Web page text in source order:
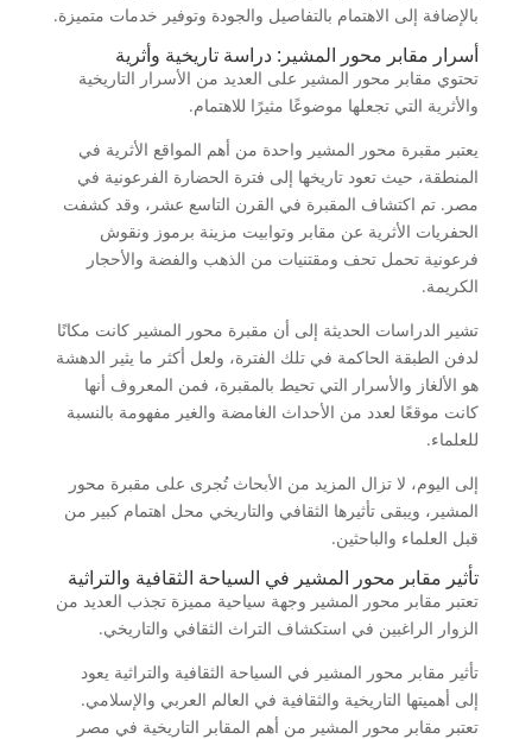
بالإضافة إلى الاهتمام بالتفاصيل والجودة وتوفير خدمات متميزة.
أسرار مقابر محور المشير: دراسة تاريخية وأثرية
تحتوي مقابر محور المشير على العديد من الأسرار التاريخية
والأثرية التي تجعلها موضوعًا مثيرًا للاهتمام.
يعتبر مقبرة محور المشير واحدة من أهم المواقع الأثرية في
المنطقة، حيث تعود تاريخها إلى فترة الحضارة الفرعونية في
مصر. تم اكتشاف المقبرة في القرن التاسع عشر، وقد كشفت
الحفريات الأثرية عن مقابر وتوابيت مزينة برموز ونقوش
فرعونية تحمل تحف ومقتنيات من الذهب والفضة والأحجار
الكريمة.
تشير الدراسات الحديثة إلى أن مقبرة محور المشير كانت مكانًا
لدفن الطبقة الحاكمة في تلك الفترة، ولعل أكثر ما يثير الدهشة
هو الألغاز والأسرار التي تحيط بالمقبرة، فمن المعروف أنها
كانت موقعًا لعدد من الأحداث الغامضة والغير مفهومة بالنسبة
للعلماء.
إلى اليوم، لا تزال المزيد من الأبحاث تُجرى على مقبرة محور
المشير، ويبقى تأثيرها الثقافي والتاريخي محل اهتمام كبير من
قبل العلماء والباحثين.
تأثير مقابر محور المشير في السياحة الثقافية والتراثية
تعتبر مقابر محور المشير وجهة سياحية مميزة تجذب العديد من
الزوار الراغبين في استكشاف التراث الثقافي والتاريخي.
تأثير مقابر محور المشير في السياحة الثقافية والتراثية يعود
إلى أهميتها التاريخية والثقافية في العالم العربي والإسلامي.
تعتبر مقابر محور المشير من أهم المقابر التاريخية في مصر